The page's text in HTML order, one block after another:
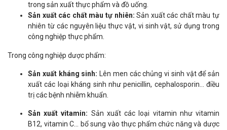
trong sản xuất thực phẩm và đồ uống.
Sản xuất các chất màu tự nhiên: Sản xuất các chất màu tự
nhiên từ các nguyên liệu thực vật, vi sinh vật, sử dụng trong
công nghiệp thực phẩm.
Trong công nghiệp dược phẩm:
Sản xuất kháng sinh: Lên men các chủng vi sinh vật để sản
xuất các loại kháng sinh như penicillin, cephalosporin... điều
trị các bệnh nhiễm khuẩn.
Sản xuất vitamin: Sản xuất các loại vitamin như vitamin
B12, vitamin C... bổ sung vào thực phẩm chức năng và dược